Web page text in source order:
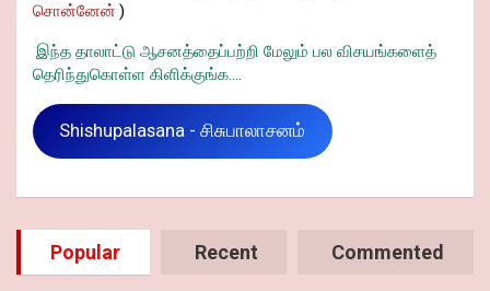
சொன்னேன் )
இந்த தாலாட்டு ஆசனத்தைப்பற்றி மேலும் பல விசயங்களைத்
தெரிந்துகொள்ள கிளிக்குங்க....
Shishupalasana - சிசுபாலாசனம்
Popular Recent Commented